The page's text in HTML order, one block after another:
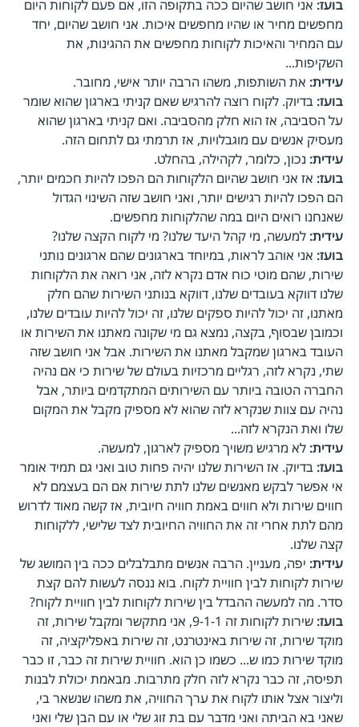
בועז: אני חושב שהיום ככה בתקופה הזו, אם פעם לקוחות היום
מחפשים מחיר או שהיו מחפשים איכות. אני חושב שהיום, יחד
עם המחיר והאיכות לקוחות מחפשים את ההגינות, את
השקיפות...
עידית: את השותפות, משהו הרבה יותר אישי, מחובר.
בועז: בדיוק. לקוח רוצה להרגיש שאם קניתי בארגון שהוא שומר
על הסביבה, אז הוא חלק מהסביבה. ואם קניתי בארגון שהוא
מעסיק אנשים עם מוגבלויות, אז תרמתי גם לתחום הזה.
עידית: נכון, כלומר, לקהילה, בהחלט.
בועז: אז אני חושב שהיום הלקוחות הם הפכו להיות חכמים יותר,
הם הפכו להיות רגישים יותר, ואני חושב שזה השינוי הגדול
שאנחנו רואים היום במה שהלקוחות מחפשים.
עידית: למעשה, מי קהל היעד שלנו? מי לקוח הקצה שלנו?
בועז: אני אוהב לראות, במיוחד בארגונים שהם ארגונים נותני
שירות, שהם מוטי כוח אדם נקרא לזה, אני רואה את הלקוחות
שלנו דווקא בעובדים שלנו, דווקא בנותני השירות שהם חלק
מאתנו, זה יכול להיות ספקים שלנו, זה יכול להיות עובדים שלנו,
וכמובן שבסוף, בקצה, נמצא גם מי שקונה מאתנו את השירות או
העובד בארגון שמקבל מאתנו את השירות. אבל אני חושב שזה
שתי, נקרא לזה, רגליים מרכזיות בעולם של שירות כי אם נהיה
החברה הטובה ביותר עם השירותים המתקדמים ביותר, אבל
נהיה עם צוות שנקרא לזה שהוא לא מספיק מקבל את המקום
שלו ואת הנקרא לזה...
עידית: לא מרגיש משויך מספיק לארגון, למעשה.
בועז: בדיוק. אז השירות שלנו יהיה פחות טוב ואני גם תמיד אומר
אי אפשר לבקש מאנשים שלנו לתת שירות אם הם בעצמם לא
חווים שירות ולא חווים באמת חוויה חיובית, אז קשה מאוד לדרוש
מהם לתת אחרי זה את החוויה החיובית לצד שלישי, ללקוחות
קצה שלנו.
עידית: יפה, מעניין. הרבה אנשים מתבלבלים ככה בין המושג של
שירות לקוחות לבין חוויית לקוח. בוא ננסה לעשות להם קצת
סדר. מה למעשה ההבדל בין שירות לקוחות לבין חוויית לקוח?
בועז:
שירות לקוחות זה 9-1-1, אני מתקשר ומקבל שירות, זה
מוקד שירות, זה שירות באינטרנט, זה שירות באפליקציה, זה
מוקד שירות כמו ש... כשמו כן הוא. חוויית שירות זה כבר, זו כבר
תפיסה, זה כבר נקרא לזה חלק מתרבות. מבאמת יכולת לבנות
וליצור אצל אותו לקוח את ערך החוויה, את משהו שנשאר בי,
שאני בא הביתה ואני מדבר עם בת זוג שלי או עם הבן שלי ואני